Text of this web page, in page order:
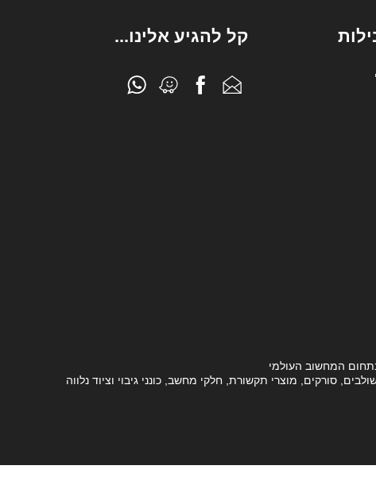
קל להגיע אלינו...
המחשוב העולמי
סורקים, מוצרי תקשורת, חלקי מחשב, כונני גיבוי וציוד נלווה